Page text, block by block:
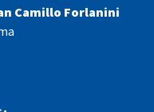
Camillo Forlanini